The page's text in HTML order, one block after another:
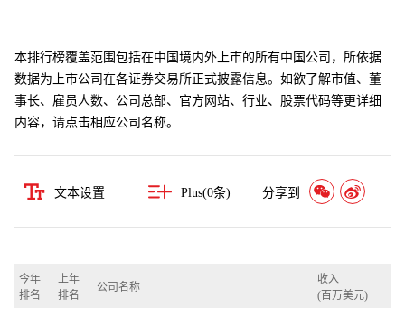
本排行榜覆盖范围包括在中国境内外上市的所有中国公司，所依据
数据为上市公司在各证券交易所正式披露信息。如欲了解市值、董
事长、雇员人数、公司总部、官方网站、行业、股票代码等更详细
内容，请点击相应公司名称。
文本设置 Plus(0条) 分享到
今年
排名
上年
排名
公司名称
收入
(百万美元)